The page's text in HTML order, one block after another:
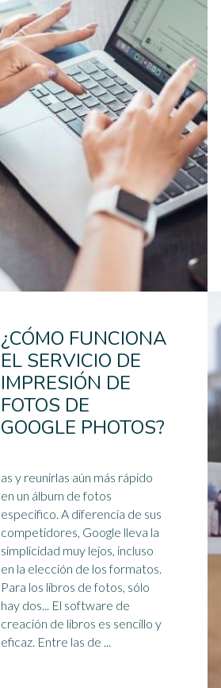
¿CÓMO FUNCIONA
EL SERVICIO DE
IMPRESIÓN DE
FOTOS DE
GOOGLE PHOTOS?
as y reunirlas aún más rápido
en un álbum de fotos
específico. A diferencia de sus
competidores, Google lleva la
simplicidad muy lejos, incluso
en la elección de los formatos.
Para los libros de fotos, sólo
hay dos... El software de
creación de libros es sencillo y
eficaz. Entre las de ...